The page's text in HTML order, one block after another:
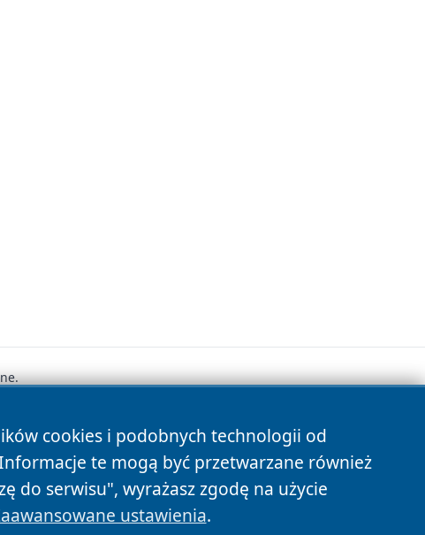
cookies i podobnych technologii od
te mogą być przetwarzane również
do serwisu", wyrażasz zgodę na użycie
ustawienia.